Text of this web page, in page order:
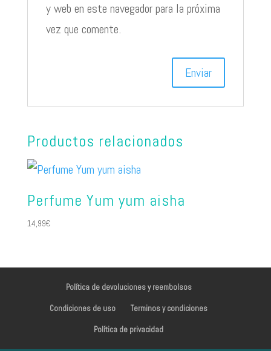
y web en este navegador para la próxima
vez que comente.
Productos relacionados
Perfume Yum yum aisha
14,99€
Política de devoluciones y reembolsos
Condiciones de uso Terminos y condiciones
Política de privacidad